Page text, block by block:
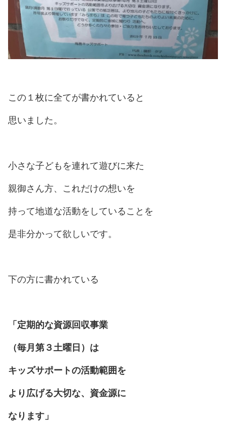
この１枚に全てが書かれていると
思いました。
小さな子どもを連れて遊びに来た
親御さん方、これだけの想いを
持って地道な活動をしていることを
是非分かって欲しいです。
下の方に書かれている
「定期的な資源回収事業
（毎月第３ 土曜日） は
キッズサポートの活動範囲を
より広げる大切な、 資金源に
なります」